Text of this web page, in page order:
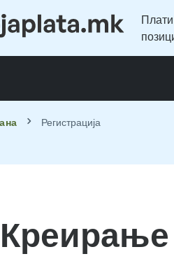
Регистрација
Креирање